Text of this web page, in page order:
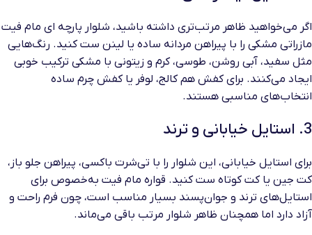
اگر می‌خواهید ظاهر مرتب‌تری داشته باشید، شلوار پارچه ای مام فیت
مازراتی مشکی را با پیراهن مردانه ساده یا لینن ست کنید. رنگ‌هایی
مثل سفید، آبی روشن، طوسی، کرم و زیتونی با مشکی ترکیب خوبی
ایجاد می‌کنند. برای کفش هم کالج، لوفر یا کفش چرم ساده
انتخاب‌های مناسبی هستند.
3. استایل خیابانی و ترند
برای استایل خیابانی، این شلوار را با تی‌شرت باکسی، پیراهن جلو باز،
کت جین یا کت کوتاه ست کنید. قواره مام فیت به‌خصوص برای
استایل‌های ترند و جوان‌پسند بسیار مناسب است، چون فرم راحت و
آزاد دارد اما همچنان ظاهر شلوار مرتب باقی می‌ماند.